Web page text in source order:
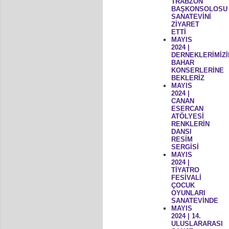
BAŞKONSOLOSU
SANATEVİNİ
ZİYARET
ETTİ
MAYIS
2024 |
BAHAR
KONSERLERİNE
BEKLERİZ
MAYIS
2024 |
CANAN
ESERCAN
ATÖLYESİ
RENKLERİN
DANSI
RESİM
SERGİSİ
MAYIS
2024 |
TİYATRO
FESİVALİ
ÇOCUK
OYUNLARI
SANATEVİNDE
MAYIS
2024 | 14.
ULUSLARARASI